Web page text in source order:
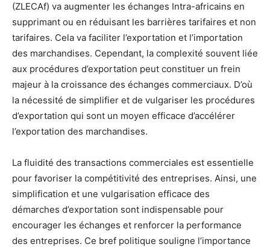
(ZLECAf) va augmenter les échanges Intra-africains en
supprimant ou en réduisant les barrières tarifaires et non
tarifaires. Cela va faciliter l’exportation et l’importation
des marchandises. Cependant, la complexité souvent liée
aux procédures d’exportation peut constituer un frein
majeur à la croissance des échanges commerciaux. D’où
la nécessité de simplifier et de vulgariser les procédures
d’exportation qui sont un moyen efficace d’accélérer
l’exportation des marchandises.
La fluidité des transactions commerciales est essentielle
pour favoriser la compétitivité des entreprises. Ainsi, une
simplification et une vulgarisation efficace des
démarches d’exportation sont indispensable pour
encourager les échanges et renforcer la performance
des entreprises. Ce bref politique souligne l’importance